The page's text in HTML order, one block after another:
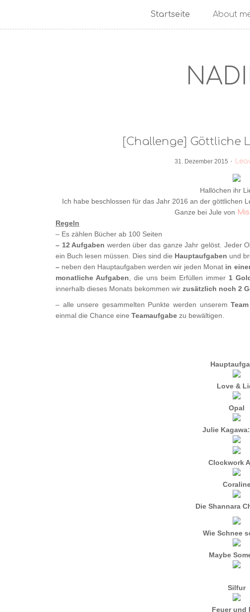
Startseite About
[Challenge] Göttliche
31. Dezember 2015 ·
Hallöchen ihr
Ich habe beschlossen für das Jahr 2016 an der göttlichen
Ganze bei Jule von
Regeln
– Es zählen Bücher ab 100 Seiten
– 12 Aufgaben werden über das ganze Jahr gelöst. Jeder
ein Buch lesen müssen. Dies sind die Hauptaufgaben und
– neben den Hauptaufgaben werden wir jeden Monat in
monatliche Aufgaben , die uns beim Erfüllen immer 1
innerhalb dieses Monats bekommen wir zusätzlich noch 2
– alle unsere gesammelten Punkte werden unseremTeam
einmal die Chance eine Teamaufgabe zu bewältigen.
Love &
Opal
Julie
Clockwork
Die Shannara
Wie Schnee
Maybe
Silfur
Feuer und